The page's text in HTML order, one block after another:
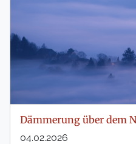
Dämmerung über dem
04.02.2026